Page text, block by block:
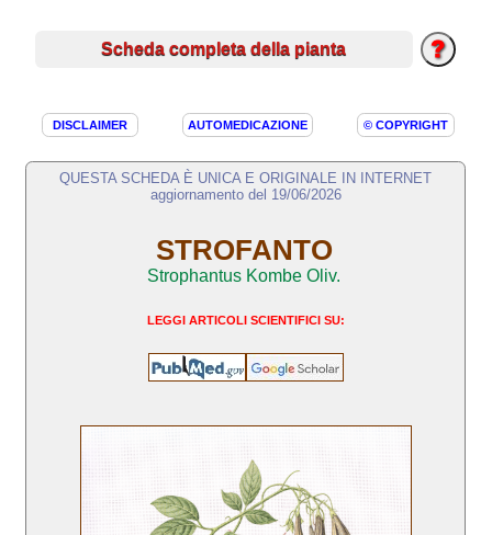
Scheda completa della pianta
DISCLAIMER AUTOMEDICAZIONE © COPYRIGHT
QUESTA SCHEDA È UNICA E ORIGINALE IN INTERNET
aggiornamento del 19/06/2026
STROFANTO
Strophantus Kombe Oliv.
LEGGI ARTICOLI SCIENTIFICI SU: